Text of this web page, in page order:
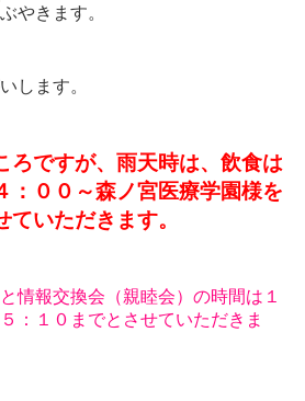
ぶやきます。
します。
ろですが、雨天時は、飲食は
：００～森ノ宮医療学園様を
いただきます。
情報交換会（親睦会）の時間は１
：１０までとさせていただきま